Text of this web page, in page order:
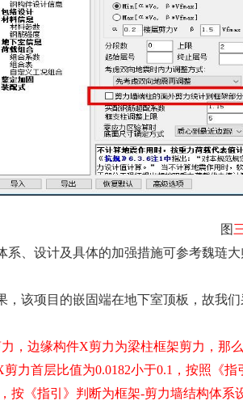
图
系、设计及具体的加强措施可参考魏琏
，该项目的嵌固端在地下室顶板，故我
，边缘构件X剪力为梁柱框架剪力，那
剪力首层比值为0.0182小于0.1 ，按照《指
，按《指引》判断为框架-剪力墙结构体系